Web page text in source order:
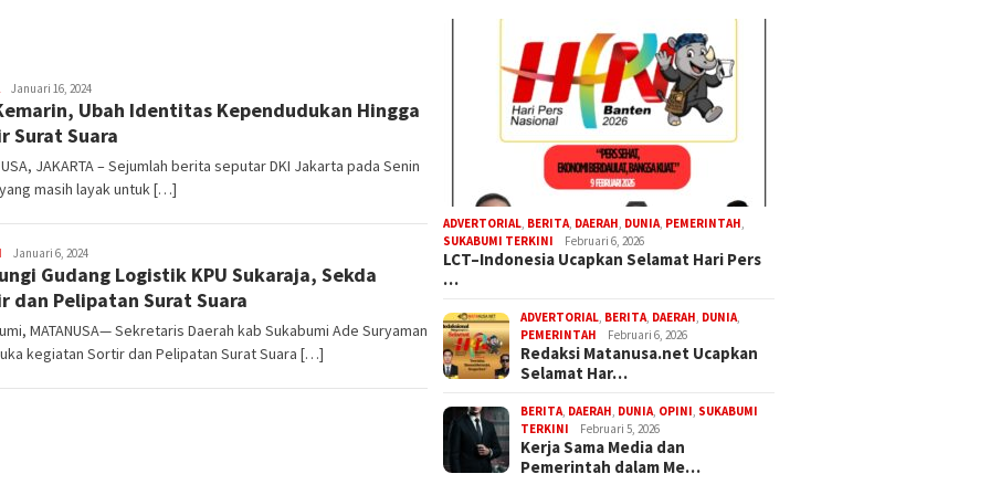
Steven
Darma
Januari 16, 2024
Ubah Identitas Kependudukan Hingga
Surat Suara
JAKARTA – Sejumlah berita seputar DKI Jakarta pada Senin
masih layak untuk […]
Bery
Kurniawan
Januari 6, 2024
Gudang Logistik KPU Sukaraja, Sekda
dan Pelipatan Surat Suara
MATANUSA— Sekretaris Daerah kab Sukabumi Ade Suryaman
kegiatan Sortir dan Pelipatan Surat Suara […]
ADVERTORIAL BERITA DAERAH DUNIA PEMERINTAH
SUKABUMI TERKINI
Februari 6, 2026
LCT–Indonesia Ucapkan Selamat Hari Pers
…
ADVERTORIAL BERITA DAERAH DUNIA
PEMERINTAH
Februari 6, 2026
Redaksi Matanusa.net Ucapkan
Selamat Har…
BERITA DAERAH DUNIA OPINI SUKABUMI
TERKINI
Februari 5, 2026
Kerja Sama Media dan
Pemerintah dalam Me…